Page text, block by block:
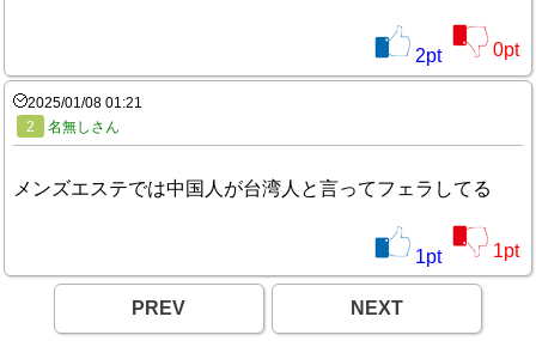
2pt 0pt
2025/01/08 01:21
2
名無しさん
メンズエステでは中国人が台湾人と言ってフェラしてる
1pt 1pt
PREV NEXT